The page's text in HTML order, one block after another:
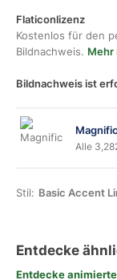
Flaticonlizenz
Kostenlos für den
Bildnachweis. Mehr
Bildnachweis ist
Magnific
Alle
Stil: Basic Accent
Entdecke
Entdecke